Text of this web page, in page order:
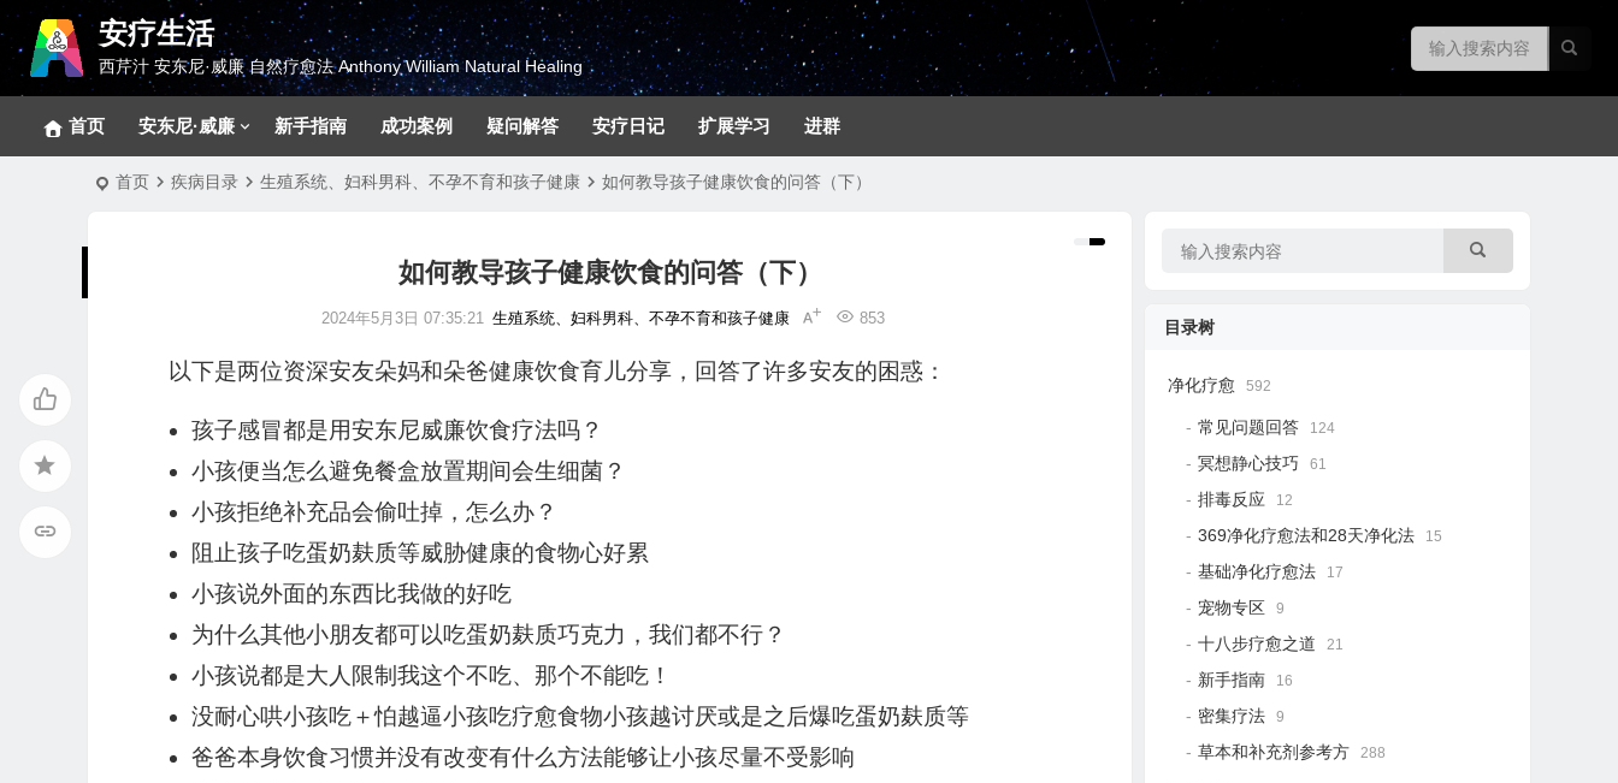
安疗生活
西芹汁 安东尼·威廉 自然疗愈法 Anthony William Natural Healing
首页 安东尼·威廉 新手指南 成功案例 疑问解答 安疗日记 扩展学习 进群
首页 疾病目录 生殖系统、妇科男科、不孕不育和孩子健康 如何教导孩子健康饮食的问答（下）
如何教导孩子健康饮食的问答（下）
2024年5月3日 07:35:21 生殖系统、妇科男科、不孕不育和孩子健康 853
以下是两位资深安友朵妈和朵爸健康饮食育儿分享，回答了许多安友的困惑：
孩子感冒都是用安东尼威廉饮食疗法吗？
小孩便当怎么避免餐盒放置期间会生细菌？
小孩拒绝补充品会偷吐掉，怎么办？
阻止孩子吃蛋奶麸质等威胁健康的食物心好累
小孩说外面的东西比我做的好吃
为什么其他小朋友都可以吃蛋奶麸质巧克力，我们都不行？
小孩说都是大人限制我这个不吃、那个不能吃！
没耐心哄小孩吃＋怕越逼小孩吃疗愈食物小孩越讨厌或是之后爆吃蛋奶麸质等
爸爸本身饮食习惯并没有改变有什么方法能够让小孩尽量不受影响
目录树
净化疗愈 592
常见问题回答 124
冥想静心技巧 61
排毒反应 12
369净化疗愈法和28天净化法 15
基础净化疗愈法 17
宠物专区 9
十八步疗愈之道 21
新手指南 16
密集疗法 9
草本和补充剂参考方 288